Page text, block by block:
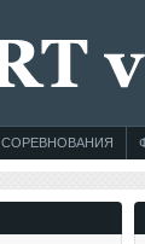
СОРЕВНОВАНИЯ